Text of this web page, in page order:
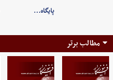
پایگاه…
مطالب برتر